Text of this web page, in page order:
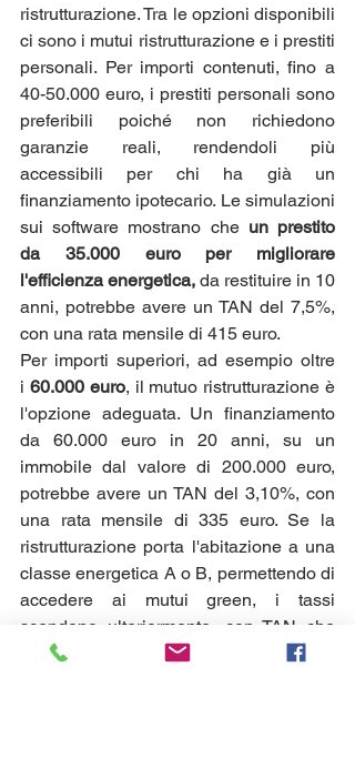
ristrutturazione. Tra le opzioni disponibili
ci sono i mutui ristrutturazione e i prestiti
personali. Per importi contenuti, fino a
40-50.000 euro, i prestiti personali sono
preferibili poiché non richiedono
garanzie reali, rendendoli più
accessibili per chi ha già un
finanziamento ipotecario. Le simulazioni
sui software mostrano che un prestito
da 35.000 euro per migliorare
l'efficienza energetica, da restituire in 10
anni, potrebbe avere un TAN del 7,5%,
con una rata mensile di 415 euro.
Per importi superiori, ad esempio oltre
i 60.000 euro, il mutuo ristrutturazione è
l'opzione adeguata. Un finanziamento
da 60.000 euro in 20 anni, su un
immobile dal valore di 200.000 euro,
potrebbe avere un TAN del 3,10%, con
una rata mensile di 335 euro. Se la
ristrutturazione porta l'abitazione a una
classe energetica A o B, permettendo di
accedere ai mutui green, i tassi
scendono ulteriormente, con TAN che
partono dal 2,70% rendendoli più